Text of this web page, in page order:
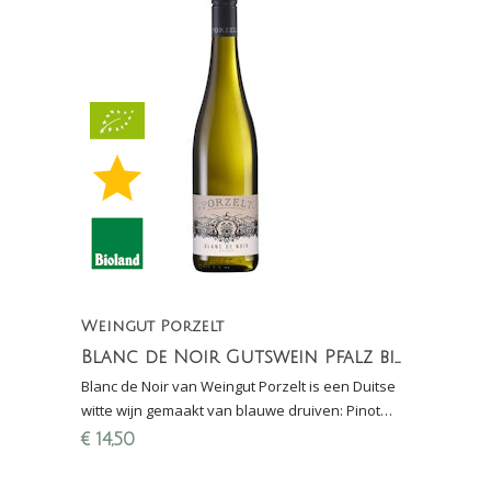
Weingut Porzelt
Blanc de Noir Gutswein Pfalz biologisch
Blanc de Noir van Weingut Porzelt is een Duitse
witte wijn gemaakt van blauwe druiven: Pinot
Noir en Pinot Meunieur. Biologisch gecertificeerd!
€ 14,50